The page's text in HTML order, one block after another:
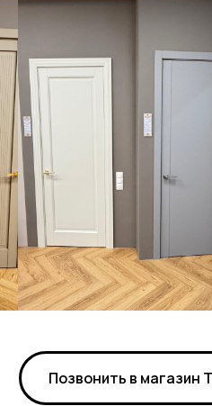
Позвонить в магазин